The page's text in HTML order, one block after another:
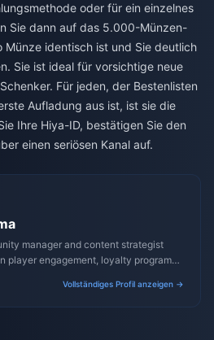
oder für ein einzelnes
Sie dann auf das 5.000-Münzen-
Münze identisch ist und Sie deutlich
Sie ist ideal für vorsichtige neue
Für jeden, der Bestenlisten
Aufladung aus ist, ist sie die
Ihre Hiya-ID, bestätigen Sie den
einen seriösen Kanal auf.
manager and content strategist
player engagement, loyalty programs,
Vollständiges Profil anzeigen →